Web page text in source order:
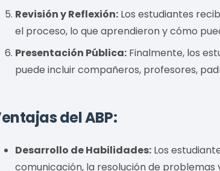
Revisión y Reflexión: Los estudiantes
el proceso, lo que aprendieron y cómo
Presentación Pública: Finalmente, los
puede incluir compañeros, profesores,
del ABP:
Desarrollo de Habilidades: Los
comunicación, la resolución de